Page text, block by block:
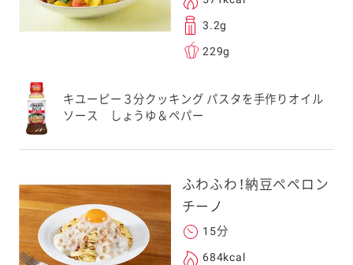
ことはございませ
3.2g
229g
キユーピー３分クッキング パスタを手作りオイル
ソース しょうゆ＆ペパー
ふわふわ！納豆ペペロン
チーノ
15分
684kcal